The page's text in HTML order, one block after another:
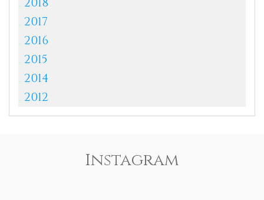
2017
2016
2015
2014
2012
Instagram